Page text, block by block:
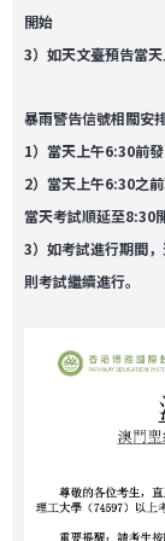
開始
3）如天文臺預告當
暴雨警告信號相關安排
1）當天上午6:30前
2）當天上午6:30之
當天考試順延至8:30
3）如考試進行期間
則考試繼續進行。